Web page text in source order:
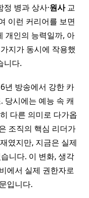
병과 상사·원사교
이런 커리어를 보면
개인의 능력일까, 아
지가 동시에 작용했
니다.
년 방송에서 강한 카
당시에는 예능 속 캐
다른 의미로 다가옵
조직의 핵심 리더가
였지만, 지금은 실제
니다. 이 변화, 생각
에서 실제 권한자로
입니다.